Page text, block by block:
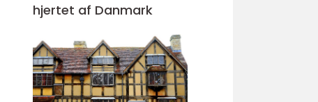
hjertet af Danmark